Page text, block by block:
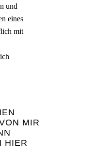
und
eines
mit
MIR
HIER